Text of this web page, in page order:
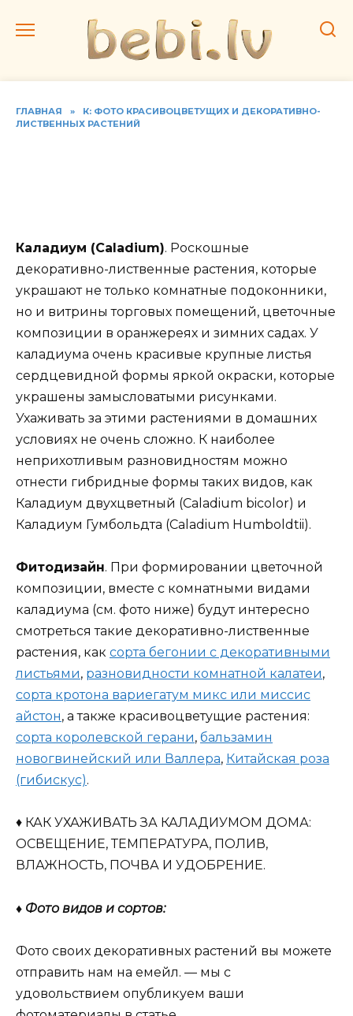
ГЛАВНАЯ »
К: ФОТО КРАСИВОЦВЕТУЩИХ И ДЕКОРАТИВНО-
ЛИСТВЕННЫХ РАСТЕНИЙ
Каладиум (Caladium). Роскошные
декоративно-лиственные растения, которые
украшают не только комнатные подоконники,
но и витрины торговых помещений, цветочные
композиции в оранжереях и зимних садах. У
каладиума очень красивые крупные листья
сердцевидной формы яркой окраски, которые
украшены замысловатыми рисунками.
Ухаживать за этими растениями в домашних
условиях не очень сложно. К наиболее
неприхотливым разновидностям можно
отнести гибридные формы таких видов, как
Каладиум двухцветный (Caladium bicolor) и
Каладиум Гумбольдта (Caladium Humboldtii).
Фитодизайн. При формировании цветочной
композиции, вместе с комнатными видами
каладиума (см. фото ниже) будут интересно
смотреться такие декоративно-лиственные
растения, как сорта бегонии с декоративными
листьями, разновидности комнатной калатеи,
сорта кротона вариегатум микс или миссис
айстон, а также красивоцветущие растения:
сорта королевской герани, бальзамин
новогвинейский или Валлера, Китайская роза
(гибискус).
♦ КАК УХАЖИВАТЬ ЗА КАЛАДИУМОМ ДОМА:
ОСВЕЩЕНИЕ, ТЕМПЕРАТУРА, ПОЛИВ,
ВЛАЖНОСТЬ, ПОЧВА И УДОБРЕНИЕ.
♦ Фото видов и сортов:
Фото своих декоративных растений вы можете
отправить нам на емейл. — мы с
удовольствием опубликуем ваши